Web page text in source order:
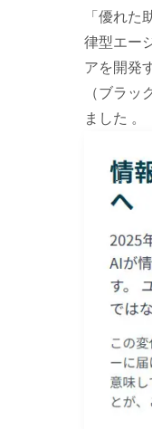
「優れ
律型エー
アを開発
（ブラ
ました 。